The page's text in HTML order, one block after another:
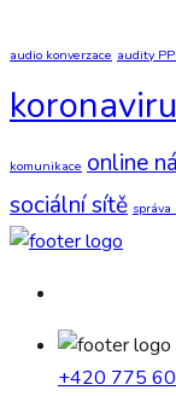
audio konverzace audity
komunikace online
sociální sítě správa
+420 775